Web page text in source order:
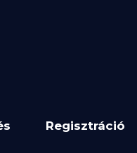
Regisztráció